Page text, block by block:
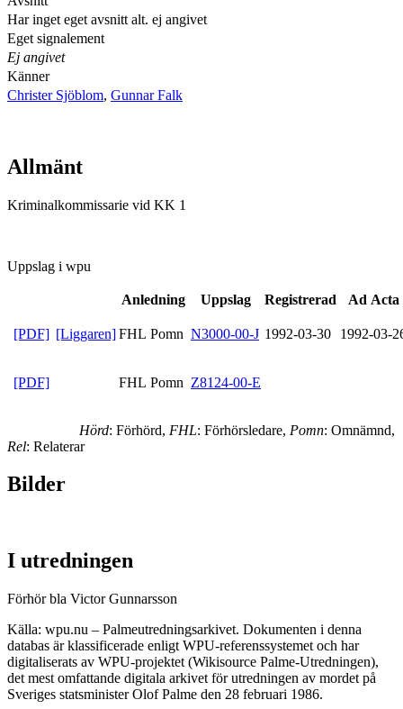
Har inget eget avsnitt alt. ej angivet
Eget signalement
Ej angivet
Känner
Christer Sjöblom, Gunnar Falk
Allmänt
Kriminalkommissarie vid KK 1
Uppslag i wpu
Anledning Uppslag Registrerad Ad Acta
[PDF] [Liggaren]FHL Pomn N3000-00-J 1992-03-30 1992-03-
[PDF] FHL Pomn Z8124-00-E
Hörd: Förhörd, FHL: Förhörsledare, Pomn: Omnämnd,
Rel: Relaterar
Bilder
I utredningen
Förhör bla Victor Gunnarsson
Källa: wpu.nu – Palmeutredningsarkivet. Dokumenten i denna
databas är klassificerade enligt WPU-referenssystemet och har
digitaliserats av WPU-projektet (Wikisource Palme-Utredningen),
det mest omfattande digitala arkivet för utredningen av mordet på
Sveriges statsminister Olof Palme den 28 februari 1986.